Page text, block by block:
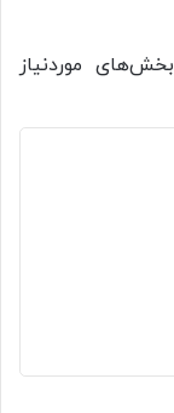
بخش‌های موردنیاز